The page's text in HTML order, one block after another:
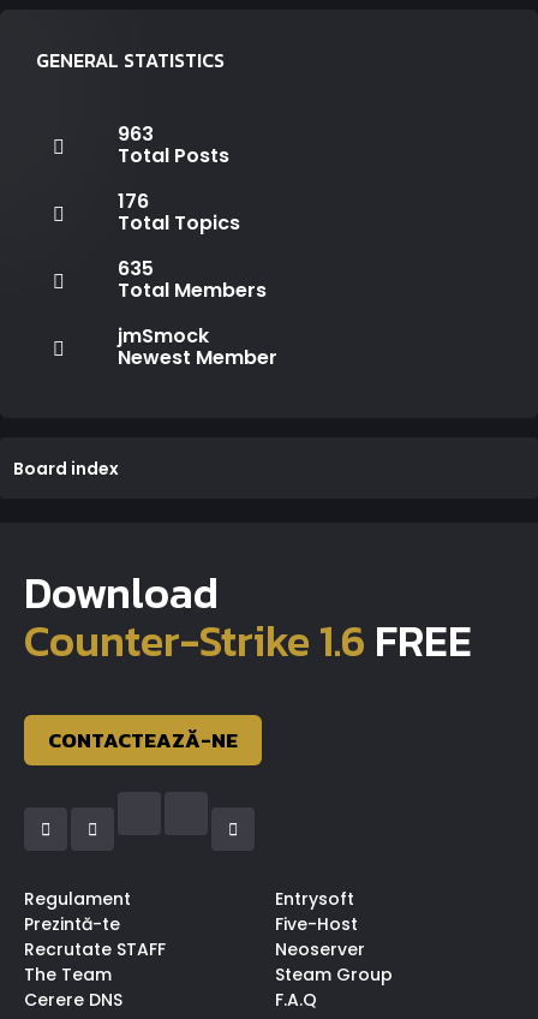
GENERAL STATISTICS
963
Total Posts
176
Total Topics
635
Total Members
jmSmock
Newest Member
Board index
Download
Counter-Strike 1.6 FREE
CONTACTEAZĂ-NE
Regulament
Prezintă-te
Recrutate STAFF
The Team
Cerere DNS
Entrysoft
Five-Host
Neoserver
Steam Group
F.A.Q